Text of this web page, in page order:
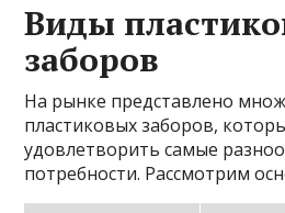
Виды
заборов
На рынке представлено
пластиковых заборов,
удовлетворить самые
потребности. Рассмотрим